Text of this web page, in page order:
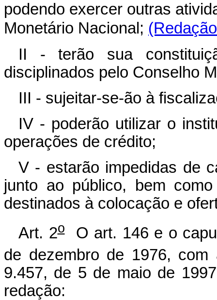
podendo exercer outras
Monetário Nacional;
II - terão sua
disciplinados pelo Conselho
III - sujeitar-se-ão à
IV - poderão utilizar o
operações de crédito;
V - estarão impedidas de
junto ao público, bem
destinados à colocação e
Art. 2oO art. 146 e o
de dezembro de 1976,
9.457, de 5 de maio de
redação: